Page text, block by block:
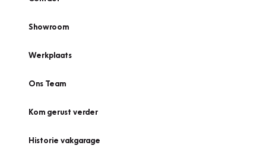
Showroom
Werkplaats
Ons Team
Kom gerust verder
Historie vakgarage